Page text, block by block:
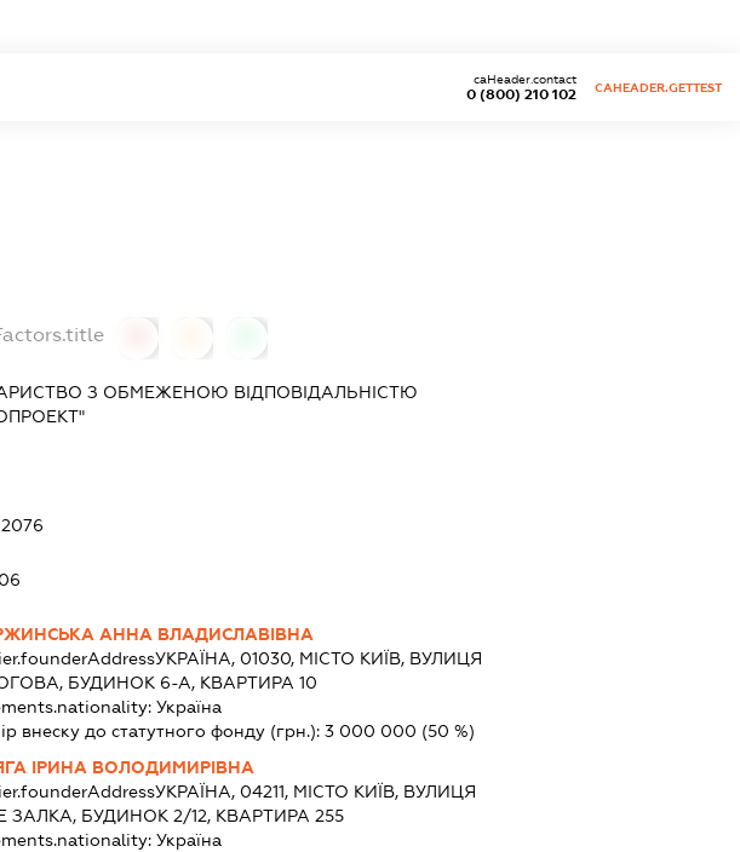
0 (800) 210 102
caHeader.contact
CAHEADER.GETTEST
З ОБМЕЖЕНОЮ ВІДПОВІДАЛЬНІСТЮ
АННА ВЛАДИСЛАВІВНА
УКРАЇНА, 01030, МІСТО КИЇВ, ВУЛИЦЯ
БУДИНОК 6-А, КВАРТИРА 10
Україна
внеску до статутного фонду (грн.): 3 000 000 (50 %)
ІРИНА ВОЛОДИМИРІВНА
УКРАЇНА, 04211, МІСТО КИЇВ, ВУЛИЦЯ
ЗАЛКА, БУДИНОК 2/12, КВАРТИРА 255
Україна